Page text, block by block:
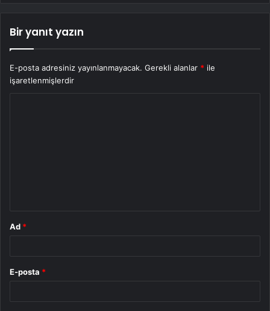
Bir yanıt yazın
E-posta adresiniz yayınlanmayacak. Gerekli alanlar * ile
işaretlenmişlerdir
Ad *
E-posta *